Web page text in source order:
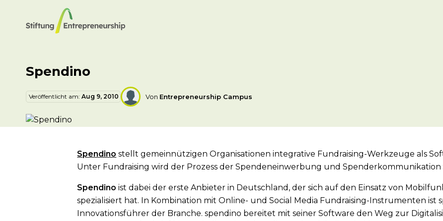
Spendino
Veröffentlicht am: Aug 9, 2010 Von Entrepreneurship Campus
Spendino stellt gemeinnützigen Organisationen integrative Fundraising-Werkzeuge als
Unter Fundraising wird der Prozess der Spendeneinwerbung und Spenderkommunikation
Spendino ist dabei der erste Anbieter in Deutschland, der sich auf den Einsatz von
spezialisiert hat. In Kombination mit Online- und Social Media Fundraising-Instrumenten ist
Innovationsführer der Branche. spendino bereitet mit seiner Software den Weg zur